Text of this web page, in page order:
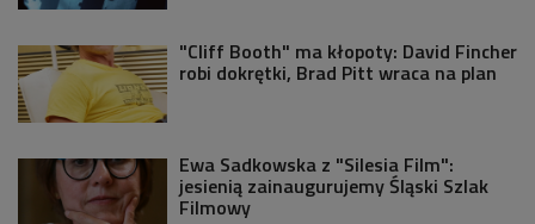
"Cliff Booth" ma kłopoty: David Fincher
robi dokrętki, Brad Pitt wraca na plan
Ewa Sadkowska z "Silesia Film":
jesienią zainaugurujemy Śląski Szlak
Filmowy